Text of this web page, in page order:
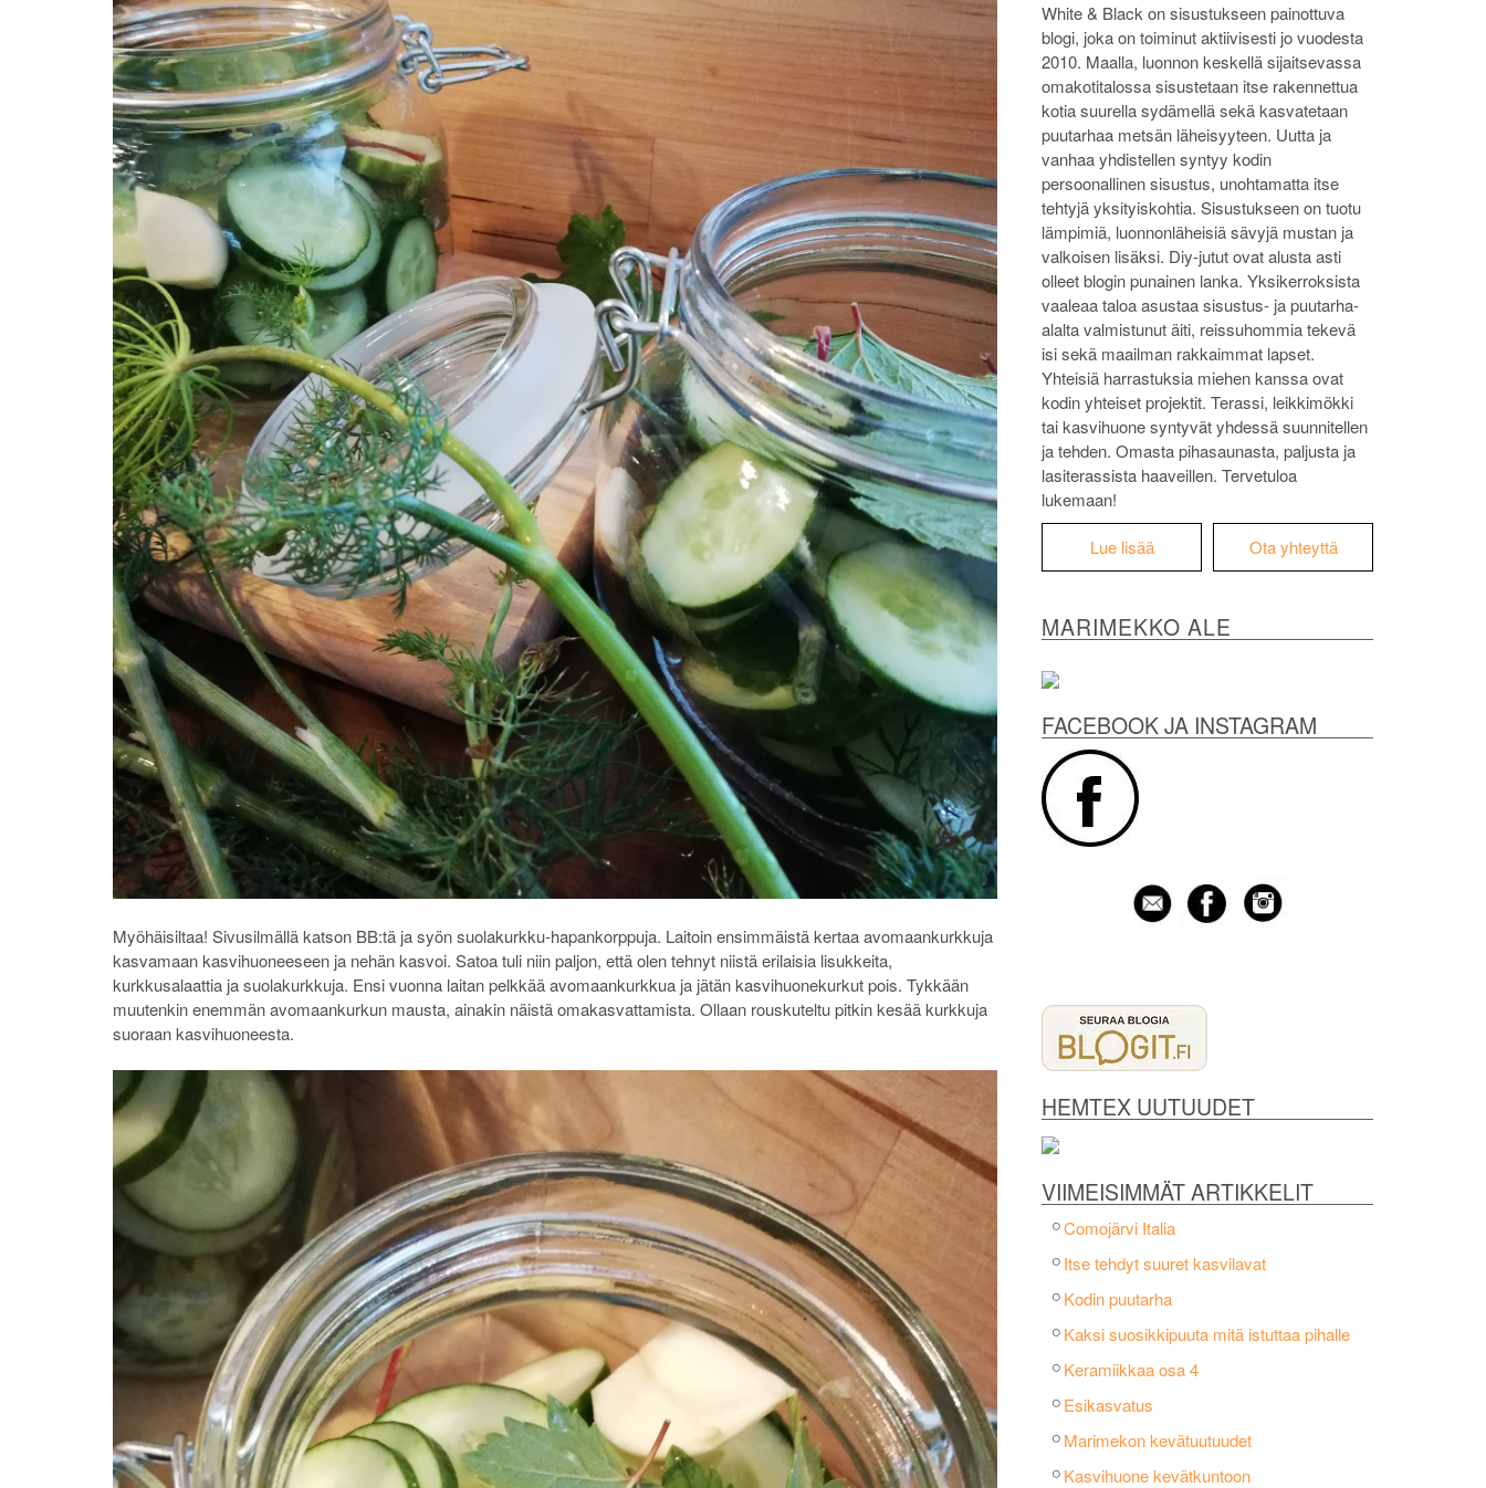
White & Black on sisustukseen painottuva
blogi, joka on toiminut aktiivisesti jo vuodesta
2010. Maalla, luonnon keskellä sijaitsevassa
omakotitalossa sisustetaan itse rakennettua
kotia suurella sydämellä sekä kasvatetaan
puutarhaa metsän läheisyyteen. Uutta ja
vanhaa yhdistellen syntyy kodin
persoonallinen sisustus, unohtamatta itse
tehtyjä yksityiskohtia. Sisustukseen on tuotu
lämpimiä, luonnonläheisiä sävyjä mustan ja
valkoisen lisäksi. Diy-jutut ovat alusta asti
olleet blogin punainen lanka. Yksikerroksista
vaaleaa taloa asustaa sisustus- ja puutarha-
alalta valmistunut äiti, reissuhommia tekevä
isi sekä maailman rakkaimmat lapset.
Yhteisiä harrastuksia miehen kanssa ovat
kodin yhteiset projektit. Terassi, leikkimökki
tai kasvihuone syntyvät yhdessä suunnitellen
ja tehden. Omasta pihasaunasta, paljusta ja
lasiterassista haaveillen. Tervetuloa
lukemaan!
Lue lisää Ota yhteyttä
MARIMEKKO ALE
FACEBOOK JA INSTAGRAM
HEMTEX UUTUUDET
VIIMEISIMMÄT ARTIKKELIT
Comojärvi Italia
Itse tehdyt suuret kasvilavat
Kodin puutarha
Kaksi suosikkipuuta mitä istuttaa pihalle
Keramiikkaa osa 4
Esikasvatus
Marimekon kevätuutuudet
Kasvihuone kevätkuntoon
Myöhäisiltaa! Sivusilmällä katson BB:tä ja syön suolakurkku-hapankorppuja. Laitoin ensimmäistä kertaa avomaankurkkuja
kasvamaan kasvihuoneeseen ja nehän kasvoi. Satoa tuli niin paljon, että olen tehnyt niistä erilaisia lisukkeita,
kurkkusalaattia ja suolakurkkuja. Ensi vuonna laitan pelkkää avomaankurkkua ja jätän kasvihuonekurkut pois. Tykkään
muutenkin enemmän avomaankurkun mausta, ainakin näistä omakasvattamista. Ollaan rouskuteltu pitkin kesää kurkkuja
suoraan kasvihuoneesta.